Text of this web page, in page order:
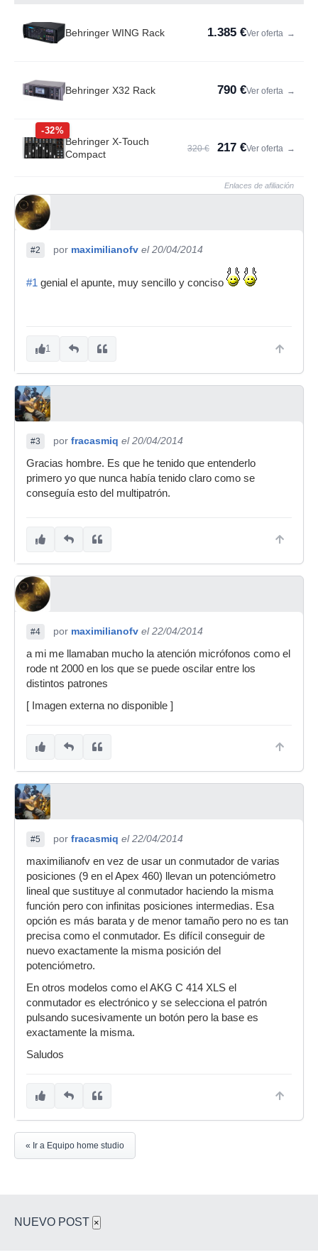
Behringer WING Rack 1.385 €Ver oferta →
Behringer X32 Rack 790 €Ver oferta →
-32%
Behringer X-Touch
Compact
320 € 217 €Ver oferta →
Enlaces de afiliación
#2 por maximilianofv el 20/04/2014
#1 genial el apunte, muy sencillo y conciso
1
#3 por fracasmiq el 20/04/2014
Gracias hombre. Es que he tenido que entenderlo
primero yo que nunca había tenido claro como se
conseguía esto del multipatrón.
#4 por maximilianofv el 22/04/2014
a mi me llamaban mucho la atención micrófonos como el
rode nt 2000 en los que se puede oscilar entre los
distintos patrones
[ Imagen externa no disponible ]
#5 por fracasmiq el 22/04/2014
maximilianofv en vez de usar un conmutador de varias
posiciones (9 en el Apex 460) llevan un potenciómetro
lineal que sustituye al conmutador haciendo la misma
función pero con infinitas posiciones intermedias. Esa
opción es más barata y de menor tamaño pero no es tan
precisa como el conmutador. Es difícil conseguir de
nuevo exactamente la misma posición del
potenciómetro.
En otros modelos como el AKG C 414 XLS el
conmutador es electrónico y se selecciona el patrón
pulsando sucesivamente un botón pero la base es
exactamente la misma.
Saludos
« Ir a Equipo home studio
NUEVO POST ×